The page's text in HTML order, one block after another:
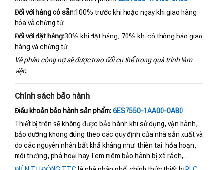
Đối với hàng có sẵn:100% trước khi hoặc ngay khi giao hàng
hóa và chứng từ
Đối với đặt hàng:30% khi đặt hàng, 70% khi có thông báo giao
hàng và chứng từ
Về phần công nợ sẽ được trao đổi cụ thể trong quá trình làm
việc.
Chính sách bảo hành
Điều khoản bảo hành sản phẩm:6ES7550-1AA00-0AB0
Thiết bị trên sẽ không được bảo hành khi sử dụng, vận hành,
bảo dưỡng không đúng theo các quy định của nhà sản xuất và
do các nguyên nhân bất khả kháng như: thiên tai, hỏa hoạn,
môi trường, phá hoại hay Tem niêm bảo hành bị xé rách,…